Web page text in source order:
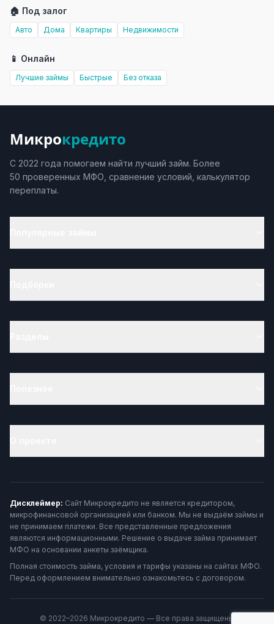
🏠 Под залог
Авто Дома Квартиры Недвижимости
📱 Онлайн
Лучшие займы Быстрые Без отказа
Микрокредито
С 2022 года помогаем найти лучший займ. Более
50 проверенных МФО, сравнение условий, калькулятор
переплаты.
Дисклеймер: Сайт Микрокредито не является кредитором,
микрофинансовой организацией или банком. Мы не выдаём займы и
не принимаем платежи. Все представленные предложения
являются информационными. Решение о выдаче займа принимает
МФО на основании анкеты заёмщика.
Полная стоимость займа, условия и тарифы указаны на сайтах МФО.
Перед оформлением внимательно ознакомьтесь с договором.
© 2022–2026 Микрокредито — Все права защищены